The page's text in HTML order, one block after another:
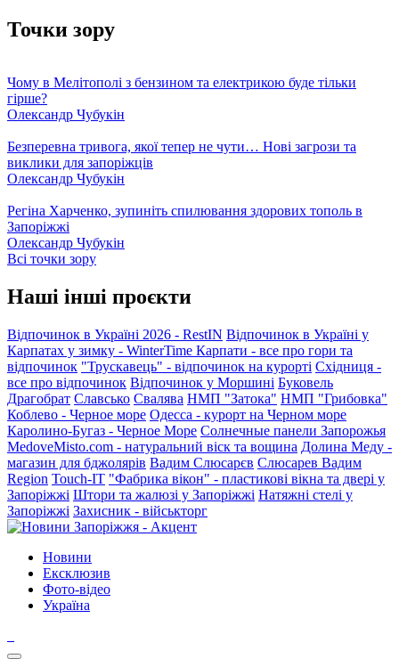
Точки зору
Чому в Мелітополі з бензином та електрикою буде тільки
гірше?
Олександр Чубукін
Безперевна тривога, якої тепер не чути… Нові загрози та
виклики для запоріжців
Олександр Чубукін
Регіна Харченко, зупиніть спилювання здорових тополь в
Запоріжжі
Олександр Чубукін
Всі точки зору
Наші інші проєкти
Відпочинок в Україні 2026 - RestIN Відпочинок в Україні у
Карпатах у зимку - WinterTime Карпати - все про гори та
відпочинок "Трускавець" - відпочинок на курорті Східниця -
все про відпочинок Відпочинок у Моршині Буковель
Драгобрат Славсько Свалява НМП "Затока" НМП "Грибовка"
Коблево - Черное море Одесса - курорт на Черном море
Каролино-Бугаз - Черное Море Солнечные панели Запорожья
MedoveMisto.com - натуральний віск та вощина Долина Меду -
магазин для бджолярів Вадим Слюсарєв Слюсарев Вадим
Region Touch-IT "Фабрика вікон" - пластикові вікна та двері у
Запоріжжі Штори та жалюзі у Запоріжжі Натяжні стелі у
Запоріжжі Захисник - військторг
Новини
Ексклюзив
Фото-відео
Україна